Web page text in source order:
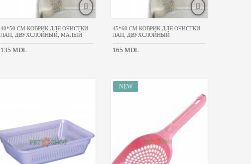
40*50 CM КОВРИК ДЛЯ ОЧИСТКИ
ЛАП, ДВУХСЛОЙНЫЙ, МАЛЫЙ
135 MDL
45*60 CM КОВРИК ДЛЯ ОЧИСТКИ
ЛАП, ДВУХСЛОЙНЫЙ
165 MDL